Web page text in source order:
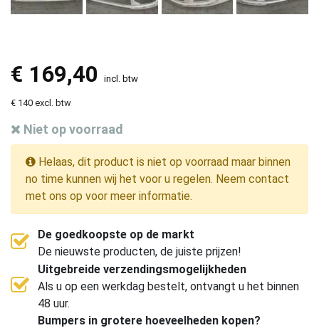
€ 169,40 incl. btw
€ 140 excl. btw
Niet op voorraad
Helaas, dit product is niet op voorraad maar binnen
no time kunnen wij het voor u regelen. Neem contact
met ons op voor meer informatie.
De goedkoopste op de markt
De nieuwste producten, de juiste prijzen!
Uitgebreide verzendingsmogelijkheden
Als u op een werkdag bestelt, ontvangt u het binnen
48 uur.
Bumpers in grotere hoeveelheden kopen?